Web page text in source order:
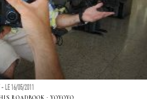
- LE 16/05/2011